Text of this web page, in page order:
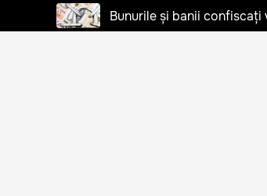
Bunurile și banii